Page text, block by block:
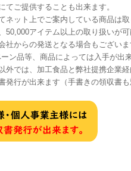
ご提供することも出来ます。
ネット上でご案内している商品は
アイテム以上の取り扱いが可
社からの発送となる場合もござい
ン品等、 商品によっては入手が出
では、加工食品と弊社提携企業
発行が出来ます（手書きの領収書も